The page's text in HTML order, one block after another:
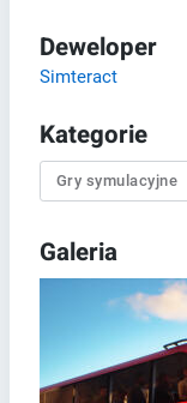
Deweloper
Simteract
Kategorie
Gry symulacyjne
Galeria